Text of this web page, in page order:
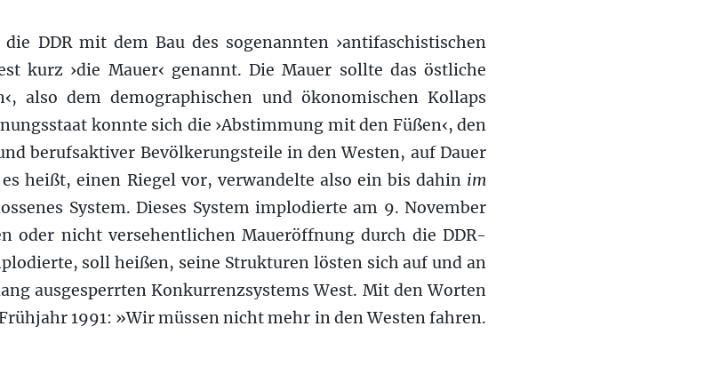
die DDR mit dem Bau des sogenannten ›antifaschistischen
kurz ›die Mauer‹ genannt. Die Mauer sollte das östliche
also dem demographischen und ökonomischen Kollaps
konnte sich die ›Abstimmung mit den Füßen‹, den
berufsaktiver Bevölkerungsteile in den Westen, auf Dauer
heißt, einen Riegel vor, verwandelte also ein bis dahin im
System. Dieses System implodierte am 9. November
oder nicht versehentlichen Maueröffnung durch die DDR-
soll heißen, seine Strukturen lösten sich auf und an
ausgesperrten Konkurrenzsystems West. Mit den Worten
1991: »Wir müssen nicht mehr in den Westen fahren.